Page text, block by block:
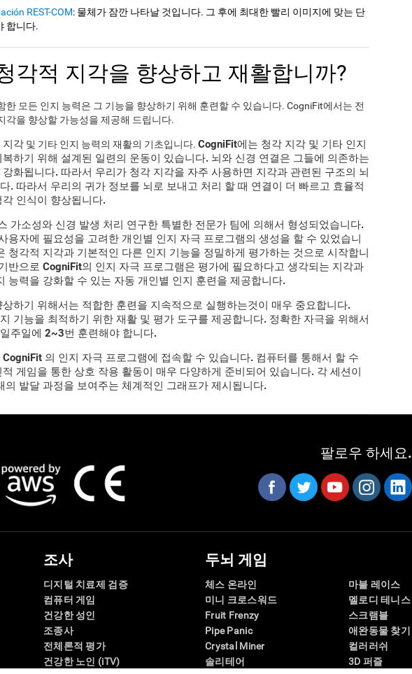
REST-COM: 물체가 잠깐 나타날 것입니다. 그 후에 최대한 빨리 이미지에 맞는 단
합니다.
각적 지각을 향상하고 재활합니까?
한 모든 인지 능력은 그 기능을 향상하기 위해 훈련할 수 있습니다. CogniFit에서는 전
각을 향상할 가능성을 제공해 드립니다.
지각 및 기타 인지 능력의 재활의 기초입니다. CogniFit에는 청각 지각 및 기타 인지
하기 위해 설계된 일련의 운동이 있습니다. 뇌와 신경 연결은 그들에 의존하는
화됩니다. 따라서 우리가 청각 지각을 자주 사용하면 지각과 관련된 구조의 뇌
. 따라서 우리의 귀가 정보를 뇌로 보내고 처리 할 때 연결이 더 빠르고 효율적
인식이 향상됩니다.
가소성와 신경 발생 처리 연구한 특별한 전문가 팀에 의해서 형성되었습니다.
용자에 필요성을 고려한 개인별 인지 자극 프로그램의 생성을 할 수 있었습니
청각적 지각과 기본적인 다른 인지 기능을 정밀하게 평가하는 것으로 시작합니
반으로 CogniFit의 인지 자극 프로그램은 평가에 필요하다고 생각되는 지각과
능력을 강화할 수 있는 자동 개인별 인지 훈련을 제공합니다.
하기 위해서는 적합한 훈련을 지속적으로 실행하는것이 매우 중요합니다.
기능을 최적하기 위한 재활 및 평가 도구를 제공합니다. 정확한 자극을 위해서
주일에 2~3번 훈련해야 합니다.
의 인지 자극 프로그램에 접속할 수 있습니다. 컴퓨터를 통해서 할 수
게임을 통한 상호 작용 활동이 매우 다양하게 준비되어 있습니다. 각 세션이
의 발달 과정을 보여주는 체계적인 그래프가 제시됩니다.
팔로우 하세요.
조사
디지털 치료제 검증
컴퓨터 게임
건강한 성인
조종사
전체론적 평가
건강한 노인 (iTV)
두뇌 게임
체스 온라인
미니 크로스워드
Fruit Frenzy
Pipe Panic
Crystal Miner
솔리테어
마블 레이스
멜로디 테니스
스크램블
애완동물 찾기
컬러러쉬
3D 퍼즐